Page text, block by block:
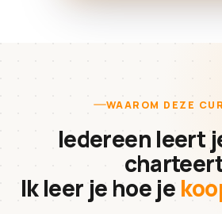
WAAROM DEZE
Iedereen leert
Ik leer je hoe je